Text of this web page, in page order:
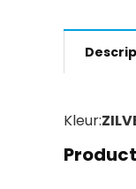
Kleur: